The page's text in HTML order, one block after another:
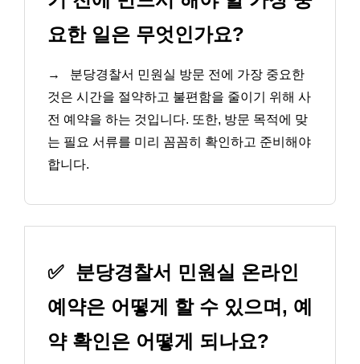
요한 일은 무엇인가요?
→
분당경찰서 민원실 방문 전에 가장 중요한
것은 시간을 절약하고 불편함을 줄이기 위해 사
전 예약을 하는 것입니다. 또한, 방문 목적에 맞
는 필요 서류를 미리 꼼꼼히 확인하고 준비해야
합니다.
✅ 분당경찰서 민원실 온라인
예약은 어떻게 할 수 있으며, 예
약 확인은 어떻게 되나요?